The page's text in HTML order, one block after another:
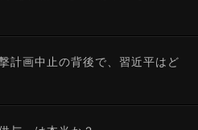
計画中止の背後で、習近平はど